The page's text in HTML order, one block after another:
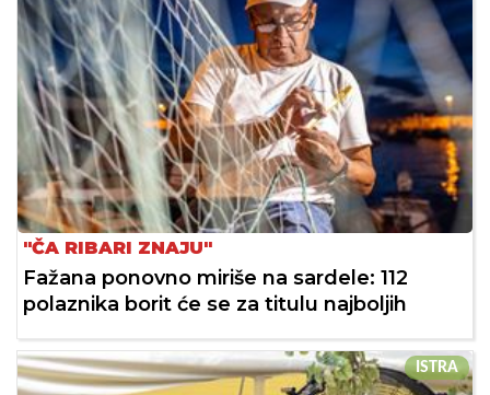
"ČA RIBARI ZNAJU"
Fažana ponovno miriše na sardele: 112
polaznika borit će se za titulu najboljih
ISTRA